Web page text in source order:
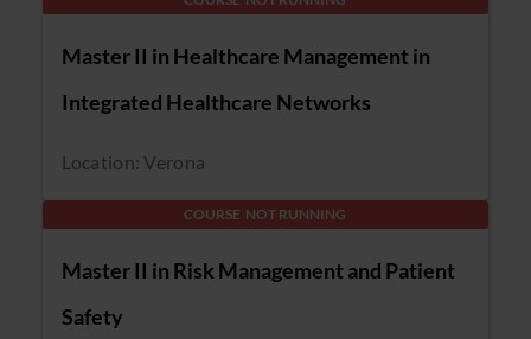
Master II in Healthcare Management in
Integrated Healthcare Networks
Location: Verona
COURSE NOT RUNNING
Master II in Risk Management and Patient
Safety